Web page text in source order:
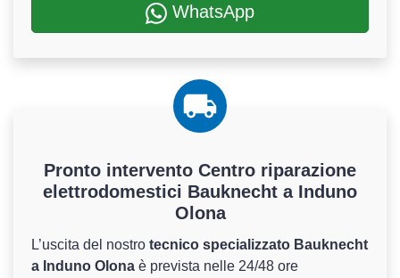
WhatsApp
Pronto intervento Centro riparazione
elettrodomestici Bauknecht a Induno
Olona
L’uscita del nostro tecnico specializzato Bauknecht
a Induno Olona è prevista nelle 24/48 ore